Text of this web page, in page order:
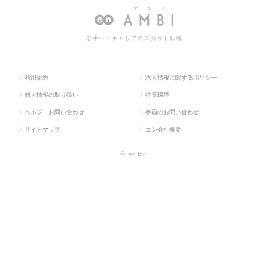
メカトロ・自動車） ロ・自動車）の転職・求人情報
若手ハイキャリアのスカウト転職
利用規約 求人情報に関するポリシー
個人情報の取り扱い 推奨環境
ヘルプ・お問い合わせ 参画のお問い合わせ
サイトマップ エン会社概要
© en Inc.